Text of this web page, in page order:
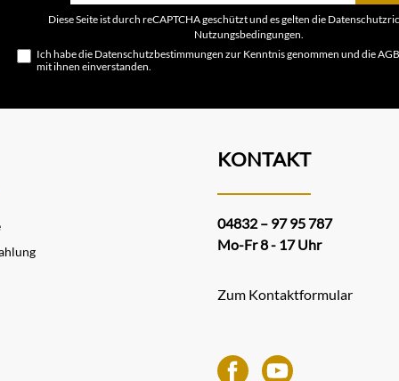
Adresse*
Diese Seite ist durch reCAPTCHA geschützt und es gelten die
Nutzungsbedingungen
Ich habe die Datenschutzbestimmungen zur Kenntnis genommen und dieAGB
mit ihnen einverstanden.
KONTAKT
04832 – 97 95 787
Mo-Fr 8 - 17 Uhr
Zum Kontaktformular